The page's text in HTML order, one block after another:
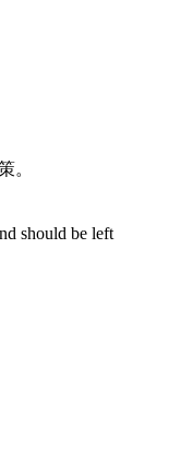
。
should be left